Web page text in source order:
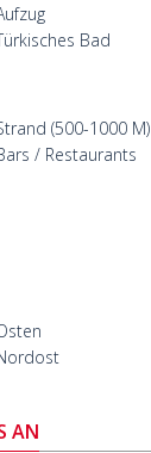
Bad
(500-1000 M)
/ Restaurants
AN